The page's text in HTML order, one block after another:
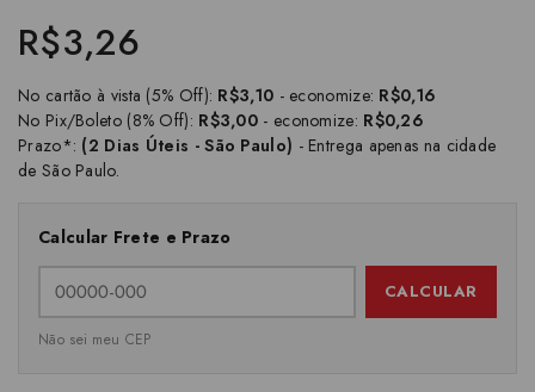
R$3,26
No cartão à vista (5% Off): R$3,10 - economize: R$0,16
No Pix/Boleto (8% Off): R$3,00 - economize: R$0,26
Prazo*: (2 Dias Úteis - São Paulo) - Entrega apenas na cidade
de São Paulo.
Calcular Frete e Prazo
CALCULAR
Não sei meu CEP